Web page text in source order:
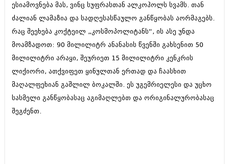
აგვისტო 0215 (2)
აგვისტო 0212 (1)
ივნისი 0212 (2)
ნოემბერი 0201 (1)
ესიამოვნება მას, ვინც სუფრასთან ალკოჰოლს სვამს. თან
ძალიან ლამაზია და სადღესასწაულო განწყობას აორმაგებს.
რაც შეეხება კოქტეილ „კოსმოპოლიტანს“, ის ასე უნდა
მოამზადოთ: 90 მილილიტრ ანანასის წვენში გახსენით 50
მილილიტრი არაყი, შეურიეთ 15 მილილიტრი კენკრის
ლიქიორი, ათქვიფეთ ყინულთან ერთად და ჩაასხით
მაღალფეხიან გაშლილ ბოკალში. ეს უგემრიელესი და უცხო
სასმელი განწყობასაც აგიმაღლებთ და ორიგინალურობასაც
შეგძენთ.